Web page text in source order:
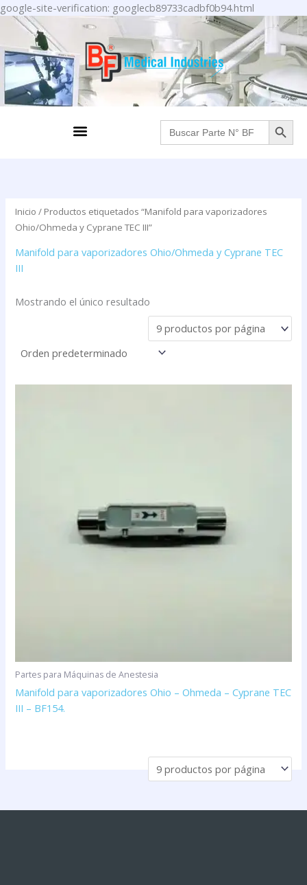
google-site-verification: googlecb89733cadbf0b94.html
al
contenido
Menu Buscar: BOTÓN DE
Inicio / Productos etiquetados “Manifold para vaporizadores
Ohio/Ohmeda y Cyprane TEC III”
Manifold para vaporizadores Ohio/Ohmeda y Cyprane TEC
III
Mostrando el único resultado
Partes para Máquinas de Anestesia
Manifold para vaporizadores Ohio – Ohmeda – Cyprane TEC
III – BF154.